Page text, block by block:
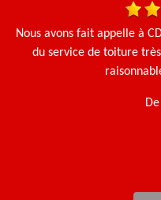
Nous avons fait appelle à
du service de toiture